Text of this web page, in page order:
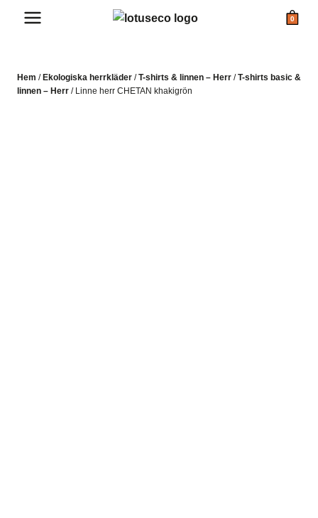
0
Hem / Ekologiska herrkläder /T-shirts & linnen – Herr /T-shirts basic &
linnen – Herr / Linne herr CHETAN khakigrön